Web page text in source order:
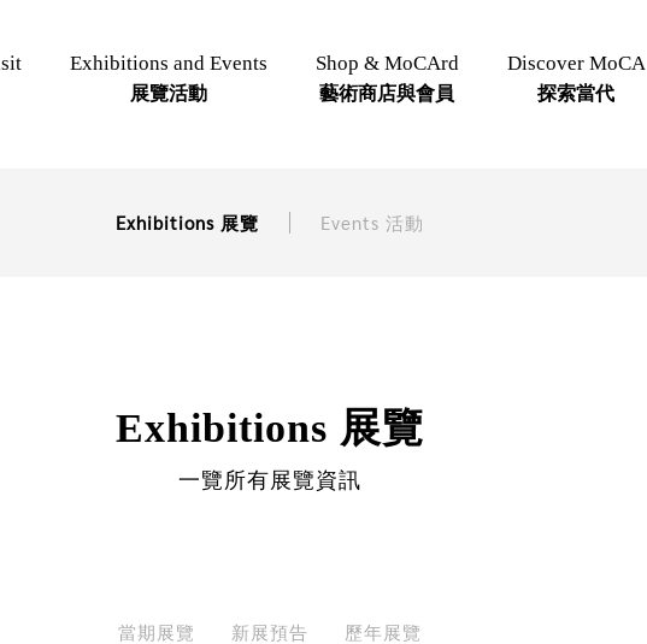
Exhibitions and Events
展覽活動
Shop & MoCArd
藝術商店與會員
Discover MoCA
探索當代
Exhibitions 展覽 Events 活動
Exhibitions 展覽
一覽所有展覽資訊
當期展覽 新展預告 歷年展覽